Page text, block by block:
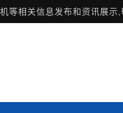
等相关信息发布和资讯展示,